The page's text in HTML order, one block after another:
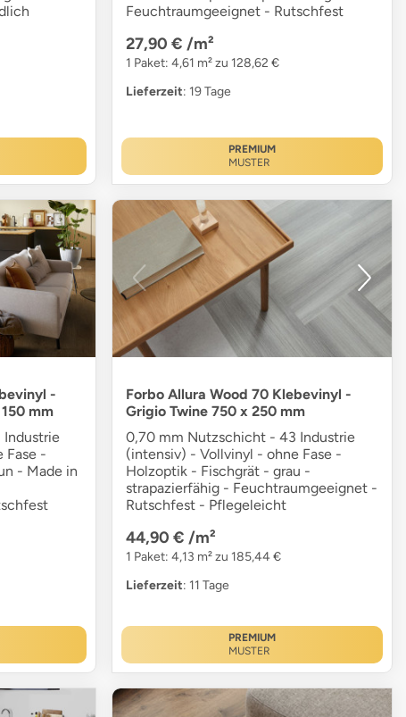
Feuchtraumgeeignet - Rutschfest
27,90 € /m²
1 Paket: 4,61 m² zu 128,62 €
Lieferzeit: 19 Tage
PREMIUM
MUSTER
-
mm
Fase -
- Made in
Forbo Allura Wood 70 Klebevinyl -
Grigio Twine 750 x 250 mm
0,70 mm Nutzschicht - 43 Industrie
(intensiv) - Vollvinyl - ohne Fase -
Holzoptik - Fischgrät - grau -
strapazierfähig - Feuchtraumgeeignet -
Rutschfest - Pflegeleicht
44,90 € /m²
1 Paket: 4,13 m² zu 185,44 €
Lieferzeit: 11 Tage
PREMIUM
MUSTER